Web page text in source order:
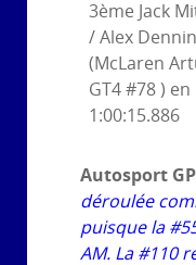
3ème Jack
/ Alex
(McLaren
GT4 #78 ) en
1:00:15.886
Autosport
déroulée
puisque la
AM. La #110